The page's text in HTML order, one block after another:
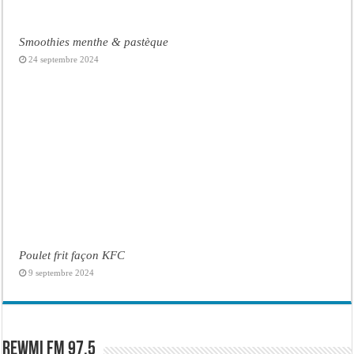
Smoothies menthe & pastèque
24 septembre 2024
Poulet frit façon KFC
9 septembre 2024
Rewmi FM 97.5